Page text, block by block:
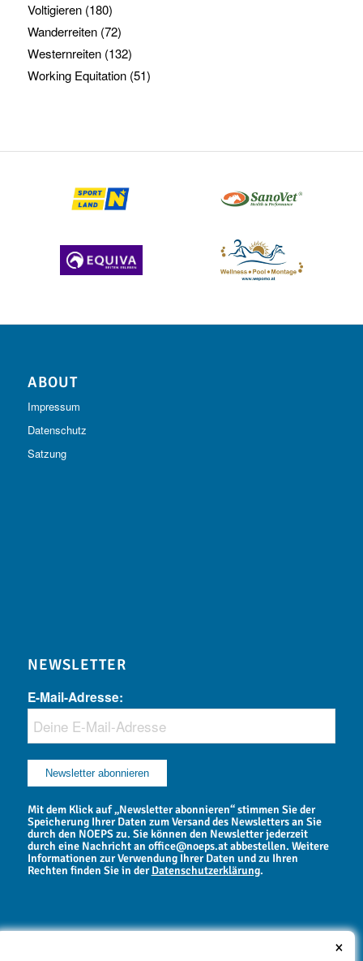
Voltigieren(180)
Wanderreiten(72)
Westernreiten(132)
Working Equitation(51)
ABOUT
Impressum
Datenschutz
Satzung
NEWSLETTER
E-Mail-Adresse:
Mit dem Klick auf „Newsletter abonnieren“ stimmen Sie der
Speicherung Ihrer Daten zum Versand des Newsletters an Sie
durch den NOEPS zu. Sie können den Newsletter jederzeit
durch eine Nachricht an office@noeps.at abbestellen. Weitere
Informationen zur Verwendung Ihrer Daten und zu Ihren
Rechten finden Sie in derDatenschutzerklärung.
×